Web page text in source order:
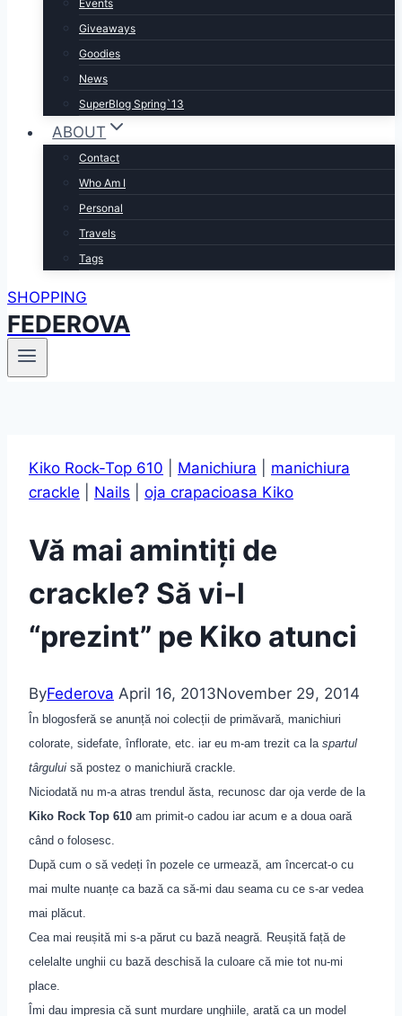
Events
Giveaways
Goodies
News
SuperBlog Spring`13
ABOUT
Contact
Who Am I
Personal
Travels
Tags
SHOPPING
FEDEROVA
Kiko Rock-Top 610 Manichiura
manichiura
crackle
Nails oja crapacioasa Kiko
Vă mai amintiți de
crackle? Să vi-l
“prezint” pe Kiko atunci
ByFederova April 16, 2013November 29, 2014
În blogosferă se anunță noi colecții de primăvară, manichiuri
colorate, sidefate, înflorate, etc. iar eu m-am trezit ca la spartul
târgului să postez o manichiură crackle.
Niciodată nu m-a atras trendul ăsta, recunosc dar oja verde de la
Kiko Rock Top 610 am primit-o cadou iar acum e a doua oară
când o folosesc.
După cum o să vedeți în pozele ce urmează, am încercat-o cu
mai multe nuanțe ca bază ca să-mi dau seama cu ce s-ar vedea
mai plăcut.
Cea mai reușită mi s-a părut cu bază neagră. Reușită față de
celelalte unghii cu bază deschisă la culoare că mie tot nu-mi
place.
Îmi dau impresia că sunt murdare unghiile, arată ca un model